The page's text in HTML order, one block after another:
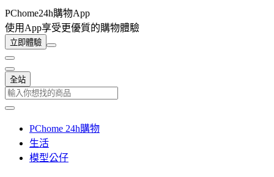
PChome24h購物App
使用App享受更優質的購物體驗
立即體驗
全站
PChome 24h購物
生活
模型公仔